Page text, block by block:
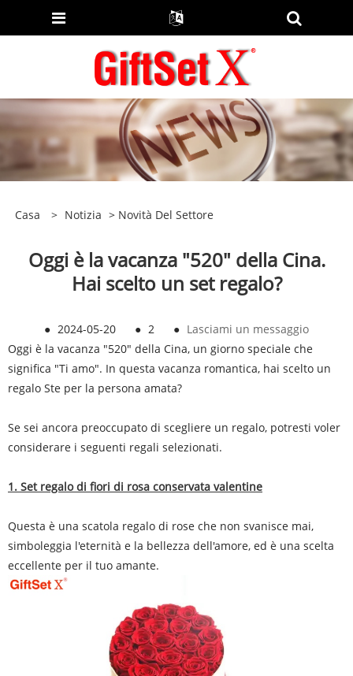
Casa > Notizia > Novità Del Settore
Oggi è la vacanza "520" della Cina.
Hai scelto un set regalo?
● 2024-05-20 ● 2 ● Lasciami un messaggio
Oggi è la vacanza "520" della Cina, un giorno speciale che
significa "Ti amo". In questa vacanza romantica, hai scelto un
regalo Ste per la persona amata?
Se sei ancora preoccupato di scegliere un regalo, potresti voler
considerare i seguenti regali selezionati.
1. Set regalo di fiori di rosa conservata valentine
Questa è una scatola regalo di rose che non svanisce mai,
simboleggia l'eternità e la bellezza dell'amore, ed è una scelta
eccellente per il tuo amante.